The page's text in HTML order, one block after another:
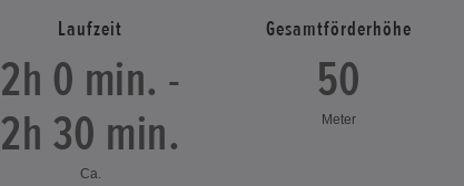
Laufzeit
2h 0 min. -
2h 30 min.
Ca.
Gesamtförderhöhe
50
Meter